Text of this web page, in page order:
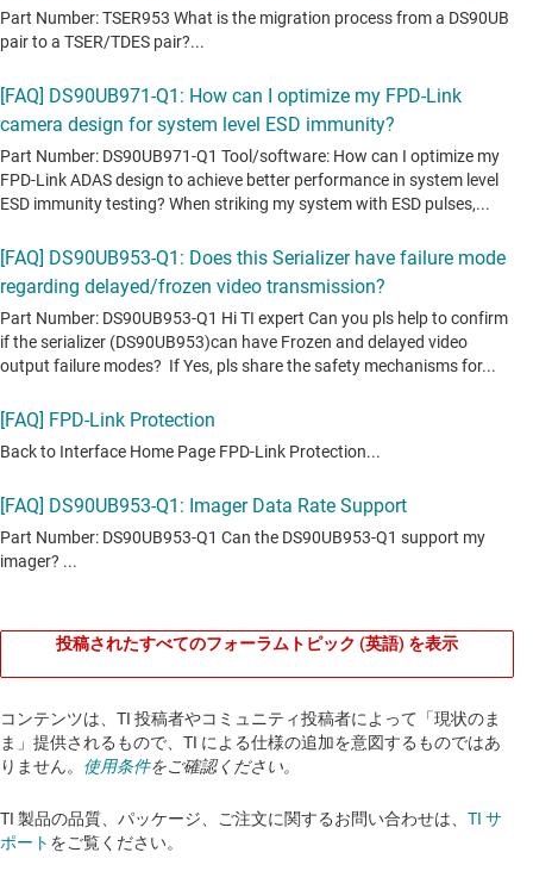
投稿されたすべてのフォーラムトピック (英語) を表示
コンテンツは、TI 投稿者やコミュニティ投稿者によって「現状のま
ま」提供されるもので、TI による仕様の追加を意図するものではあ
りません。 使用条件をご確認ください。
TI 製品の品質、パッケージ、ご注文に関するお問い合わせは、 TI サ
ポート をご覧ください。​​​​​​​​​​​​​​